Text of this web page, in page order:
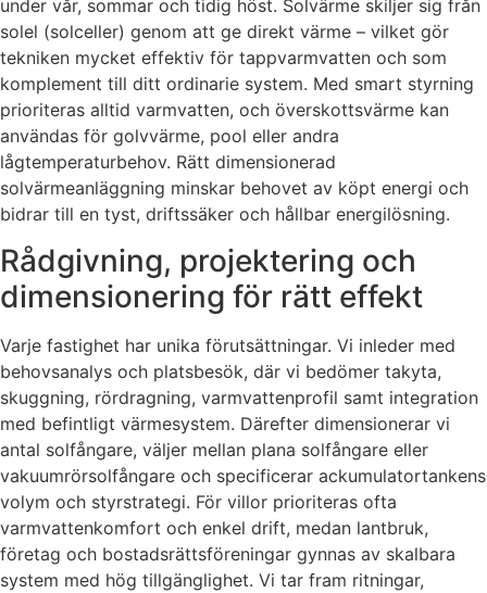
under vår, sommar och tidig höst. Solvärme skiljer sig från
solel (solceller) genom att ge direkt värme – vilket gör
tekniken mycket effektiv för tappvarmvatten och som
komplement till ditt ordinarie system. Med smart styrning
prioriteras alltid varmvatten, och överskottsvärme kan
användas för golvvärme, pool eller andra
lågtemperaturbehov. Rätt dimensionerad
solvärmeanläggning minskar behovet av köpt energi och
bidrar till en tyst, driftssäker och hållbar energilösning.
Rådgivning, projektering och
dimensionering för rätt effekt
Varje fastighet har unika förutsättningar. Vi inleder med
behovsanalys och platsbesök, där vi bedömer takyta,
skuggning, rördragning, varmvattenprofil samt integration
med befintligt värmesystem. Därefter dimensionerar vi
antal solfångare, väljer mellan plana solfångare eller
vakuumrörsolfångare och specificerar ackumulatortankens
volym och styrstrategi. För villor prioriteras ofta
varmvattenkomfort och enkel drift, medan lantbruk,
företag och bostadsrättsföreningar gynnas av skalbara
system med hög tillgänglighet. Vi tar fram ritningar,